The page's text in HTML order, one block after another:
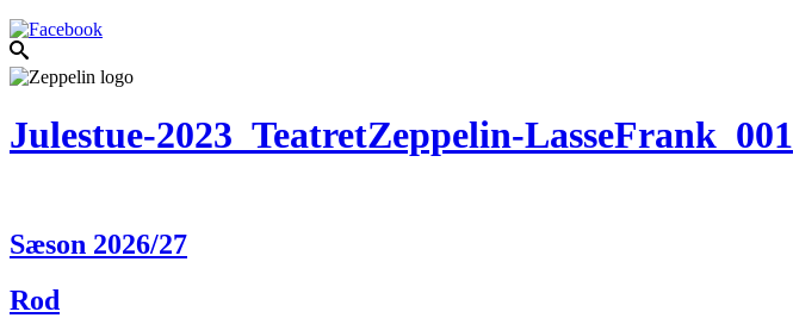
Julestue-2023_TeatretZeppelin-LasseFrank_001
Sæson 2026/27
Rod